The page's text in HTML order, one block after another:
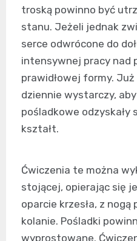
troską powinno być
stanu. Jeżeli jednak
serce odwrócone do
intensywnej pracy nad
prawidłowej formy.
dziennie wystarczy,
pośladkowe
kształt.
Ćwiczenia te można
stojącej, opierając się
oparcie krzesła, z
kolanie. Pośladki
wyprostowane.